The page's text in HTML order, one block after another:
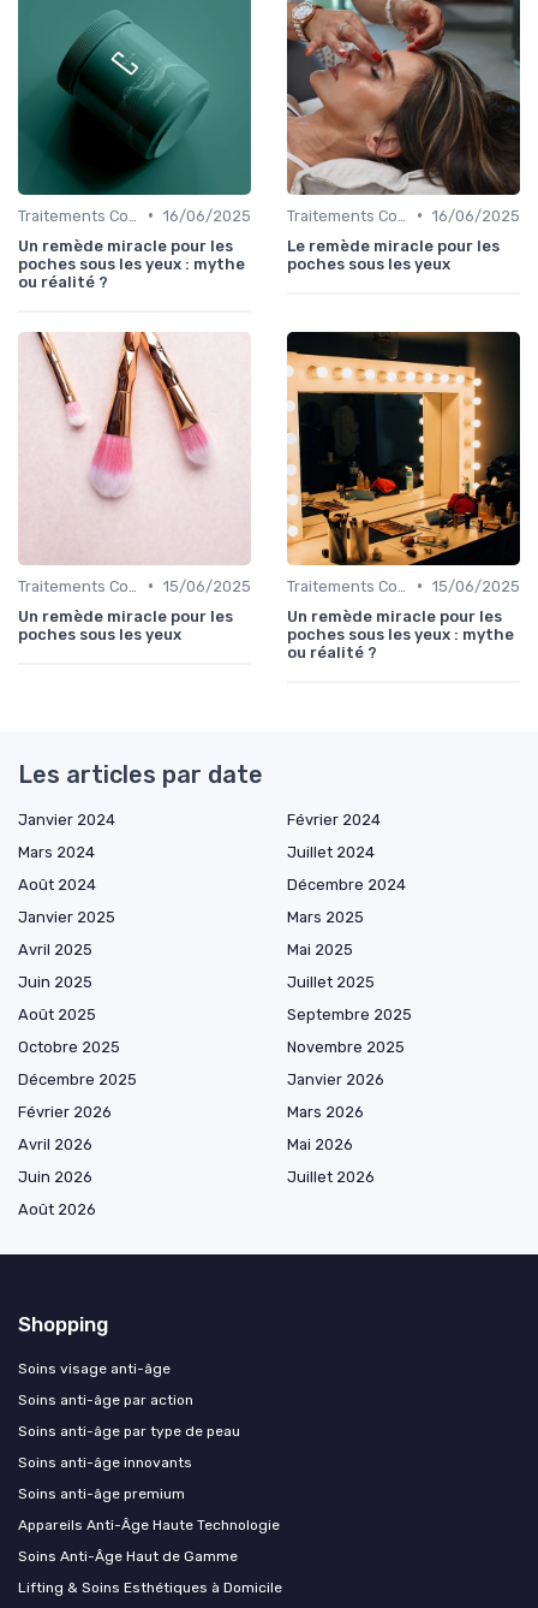
• 16/06/2025
Un remède miracle pour les
poches sous les yeux : mythe
ou réalité ?
• 16/06/2025
Le remède miracle pour les
poches sous les yeux
• 15/06/2025
Un remède miracle pour les
poches sous les yeux
• 15/06/2025
Un remède miracle pour les
poches sous les yeux : mythe
ou réalité ?
Les articles par date
Janvier 2024
Février 2024
Mars 2024
Juillet 2024
Août 2024
Décembre 2024
Janvier 2025
Mars 2025
Avril 2025
Mai 2025
Juin 2025
Juillet 2025
Août 2025
Septembre 2025
Octobre 2025
Novembre 2025
Décembre 2025
Janvier 2026
Février 2026
Mars 2026
Avril 2026
Mai 2026
Juin 2026
Juillet 2026
Août 2026
Shopping
Soins visage anti-âge
Soins anti-âge par action
Soins anti-âge par type de peau
Soins anti-âge innovants
Soins anti-âge premium
Appareils Anti-Âge Haute Technologie
Soins Anti-Âge Haut de Gamme
Lifting & Soins Esthétiques à Domicile